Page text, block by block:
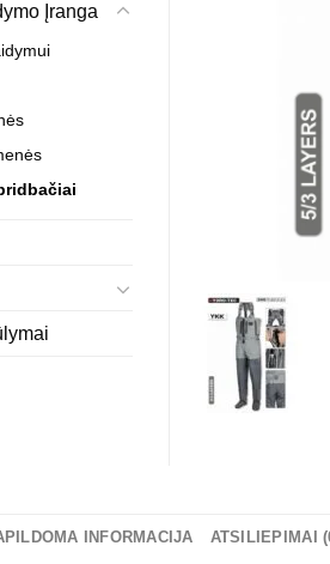
Įranga
INFORMACIJA ATSILIEPIMAI